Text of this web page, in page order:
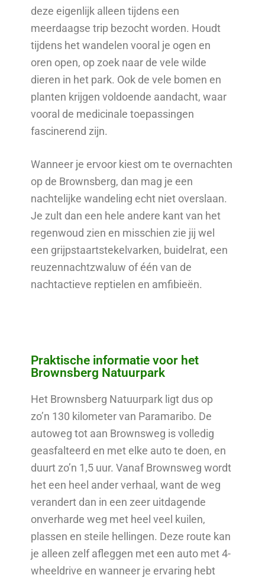
deze eigenlijk alleen tijdens een
meerdaagse trip bezocht worden. Houdt
tijdens het wandelen vooral je ogen en
oren open, op zoek naar de vele wilde
dieren in het park. Ook de vele bomen en
planten krijgen voldoende aandacht, waar
vooral de medicinale toepassingen
fascinerend zijn.
Wanneer je ervoor kiest om te overnachten
op de Brownsberg, dan mag je een
nachtelijke wandeling echt niet overslaan.
Je zult dan een hele andere kant van het
regenwoud zien en misschien zie jij wel
een grijpstaartstekelvarken, buidelrat, een
reuzennachtzwaluw of één van de
nachtactieve reptielen en amfibieën.
Praktische informatie voor het
Brownsberg Natuurpark
Het Brownsberg Natuurpark ligt dus op
zo’n 130 kilometer van Paramaribo. De
autoweg tot aan Brownsweg is volledig
geasfalteerd en met elke auto te doen, en
duurt zo’n 1,5 uur. Vanaf Brownsweg wordt
het een heel ander verhaal, want de weg
verandert dan in een zeer uitdagende
onverharde weg met heel veel kuilen,
plassen en steile hellingen. Deze route kan
je alleen zelf afleggen met een auto met 4-
wheeldrive en wanneer je ervaring hebt